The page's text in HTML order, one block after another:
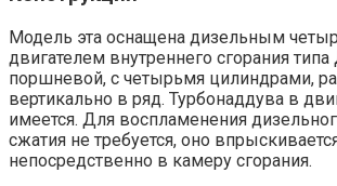
Модель эта оснащена дизельным
двигателем внутреннего сгорания
поршневой, с четырьмя цилиндрами,
вертикально в ряд. Турбонаддува в
имеется. Для воспламенения
сжатия не требуется, оно
непосредственно в камеру сгорания.